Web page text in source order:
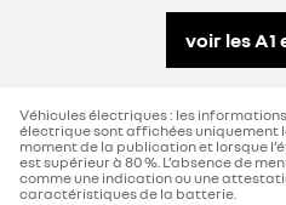
voir les A1
Véhicules électriques : les
électrique sont affichées uniquement
moment de la publication et lorsque
est supérieur à 80 %. L’absence de
comme une indication ou une
caractéristiques de la batterie.